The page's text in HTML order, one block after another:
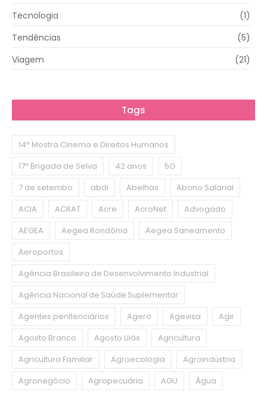
Tecnologia
(1)
Tendências
(5)
Viagem
(21)
Tags
14ª Mostra Cinema e Direitos Humanos
17ª Brigada de Selva
42 anos
5G
7 de setembo
abdi Abelhas
Abono Salarial
ACIA
ACRAT Acre AcroNet
Advogado
AEGEA
Aegea Rondônia
Aegea Saneamento
Aeroportos
Agência Brasileira de Desenvolvimento Industrial
Agência Nacional de Saúde Suplementar
Agentes penitenciários
Agero Agevisa
Agir
Agosto Branco
Agosto Lilás
Agricultura
Agricultura Familiar
Agroecologia
Agroindústria
Agronegócio
Agropecuária AGU
Água